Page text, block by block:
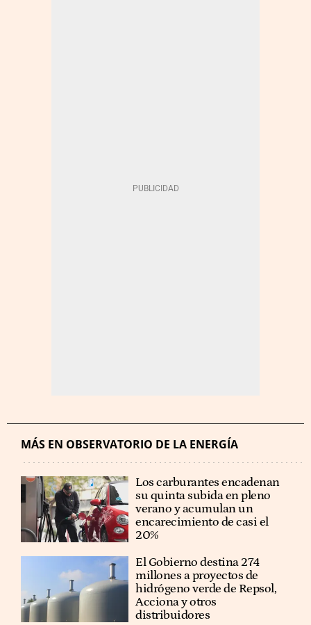
MÁS EN OBSERVATORIO DE LA ENERGÍA
Los carburantes encadenan
su quinta subida en pleno
verano y acumulan un
encarecimiento de casi el
20%
El Gobierno destina 274
millones a proyectos de
hidrógeno verde de Repsol,
Acciona y otros
distribuidores